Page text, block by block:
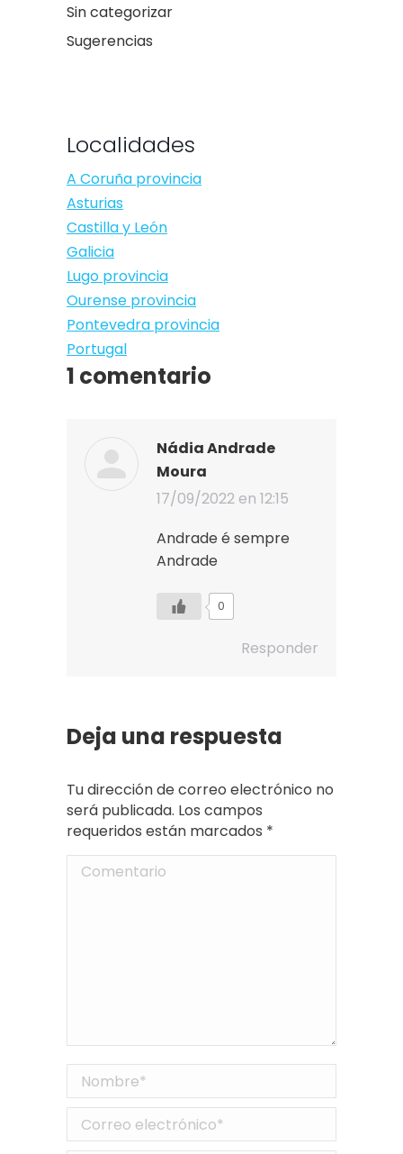
Sin categorizar
Sugerencias
Localidades
A Coruña provincia
Asturias
Castilla y León
Galicia
Lugo provincia
Ourense provincia
Pontevedra provincia
Portugal
1 comentario
Nádia Andrade
Moura
dice:
17/09/2022 en 12:15
Andrade é sempre
Andrade
0
Responder
Deja una respuesta
Tu dirección de correo electrónico no
será publicada. Los campos
requeridos están marcados *
Comentario
Nombre *
Correo electrónico *